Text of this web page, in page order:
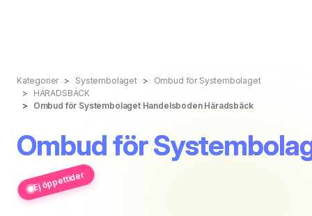
Kategorier Systembolaget
Ombud för Systembolaget
HÄRADSBÄCK
Ombud för Systembolaget Handelsboden Häradsbäck
Ombud för
Ej öppettider